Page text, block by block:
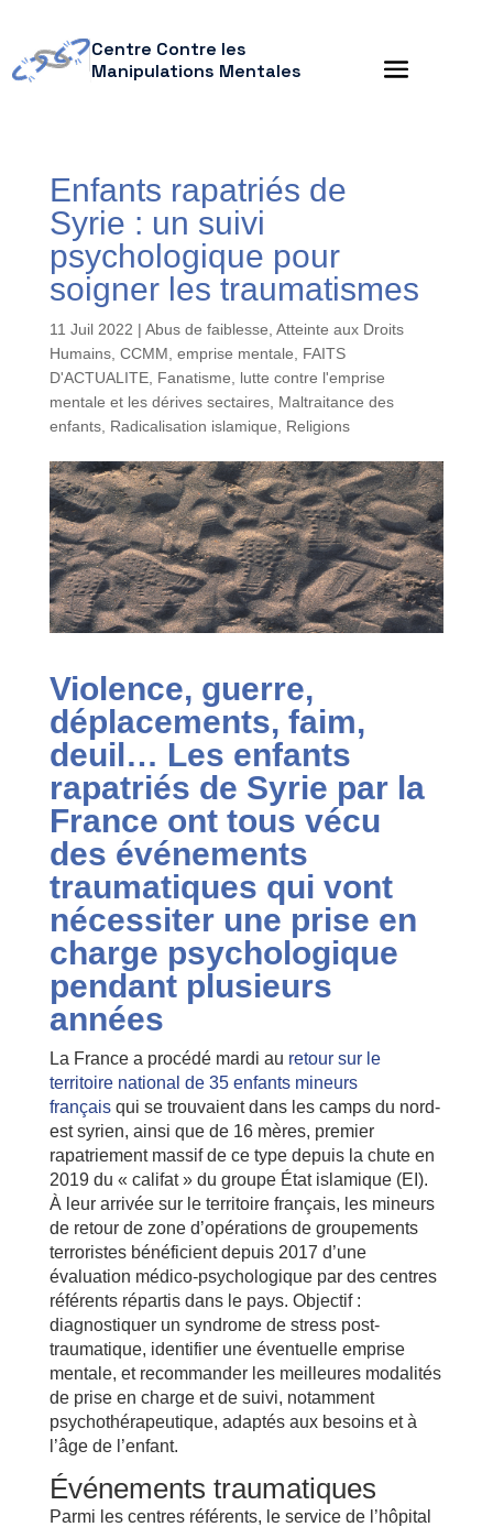
Centre Contre les
Manipulations Mentales
Enfants rapatriés de
Syrie : un suivi
psychologique pour
soigner les traumatismes
11 Juil 2022 | Abus de faiblesse Atteinte aux Droits
Humains, CCMM emprise mentale
FAITS
D'ACTUALITE, Fanatisme
lutte contre l'emprise
mentale et les dérives sectaires, Maltraitance des
enfants, Radicalisation islamique Religions
Violence, guerre,
déplacements, faim,
deuil… Les enfants
rapatriés de Syrie par la
France ont tous vécu
des événements
traumatiques qui vont
nécessiter une prise en
charge psychologique
pendant plusieurs
années
La France a procédé mardi au retour sur le
territoire national de 35 enfants mineurs
françaisqui se trouvaient dans les camps du nord-
est syrien, ainsi que de 16 mères, premier
rapatriement massif de ce type depuis la chute en
2019 du « califat » du groupe État islamique (EI).
À leur arrivée sur le territoire français, les mineurs
de retour de zone d’opérations de groupements
terroristes bénéficient depuis 2017 d’une
évaluation médico-psychologique par des centres
référents répartis dans le pays. Objectif :
diagnostiquer un syndrome de stress post-
traumatique, identifier une éventuelle emprise
mentale, et recommander les meilleures modalités
de prise en charge et de suivi, notamment
psychothérapeutique, adaptés aux besoins et à
l’âge de l’enfant.
Événements traumatiques
Parmi les centres référents, le service de l’hôpital